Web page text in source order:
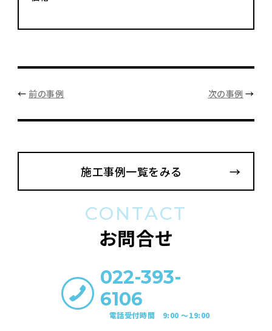
← 前の事例 次の事例 →
施工事例一覧をみる
CONTACT
お問合せ
022-393-
6106
電話受付時間 9:00 〜19:00